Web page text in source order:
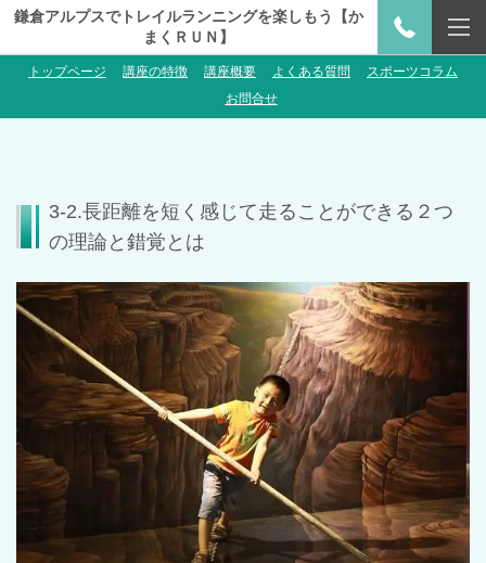
鎌倉アルプスでトレイルランニングを楽しもう【か
まくＲＵＮ】
トップページ 講座の特徴 講座概要 よくある質問
スポーツコラム
お問合せ
3-2.長距離を短く感じて走ることができる２つ
の理論と錯覚とは